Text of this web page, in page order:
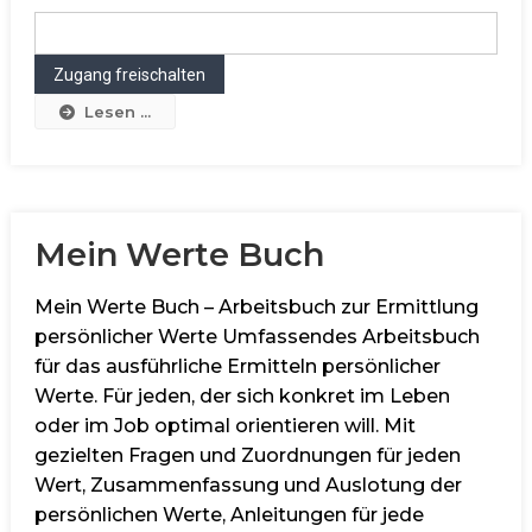
Lesen ...
Mein Werte Buch
Mein Werte Buch – Arbeitsbuch zur Ermittlung
persönlicher Werte Umfassendes Arbeitsbuch
für das ausführliche Ermitteln persönlicher
Werte. Für jeden, der sich konkret im Leben
oder im Job optimal orientieren will. Mit
gezielten Fragen und Zuordnungen für jeden
Wert, Zusammenfassung und Auslotung der
persönlichen Werte, Anleitungen für jede